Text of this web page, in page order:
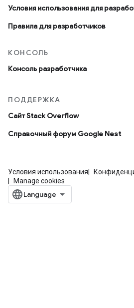
Условия использования для
Правила для разработчиков
КОНСОЛЬ
Консоль разработчика
ПОДДЕРЖКА
Сайт Stack Overflow
Справочный форум Google Nest
Условия использования
Manage cookies